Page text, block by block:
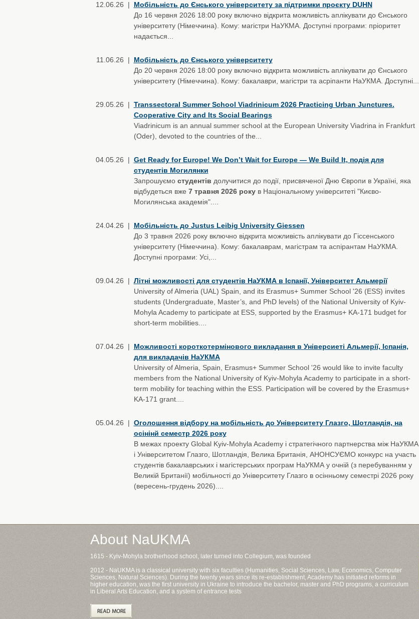
12.06.26 | Мобільність до Єнського університету за підтримки проєкту DUHN
До 16 червня 2026 18:00 року включно відкрита можливість аплікувати до Єнського
університету (Німеччина). Кому: магістри НаУКМА. Доступні програми: пріоритет
надається...
11.06.26 | Мобільність до Єнського університету
До 20 червня 2026 18:00 року включно відкрита можливість аплікувати до Єнського
університету (Німеччина). Кому: бакалаври, магістри та асріпанти НаУКМА. Доступні...
29.05.26 | Transsectoral Summer School Viadrinicum 2026 Practicing Urban Junctures.
Cooperative City and Its Social Bearings
Viadrinicum is an annual summer school at the European University Viadrina in Frankfurt
(Oder), devoted to the countries of the...
04.05.26 | Get Ready for Europe! We Don’t Wait for Europe — We Build It, подія для
студентів Могилянки
Запрошуємо студентів долучитися до події, присвяченої Дню Європи в Україні, яка
відбудеться вже 7 травня 2026 рокув Національному університеті "Києво-
Могилянська академія"....
24.04.26 | Мобільність до Justus Leibig University Giessen
До 3 травня 2026 року включно відкрита можливість аплікувати до Гіссенського
університету (Німеччина). Кому: бакалаврам, магістрам та аспірантам НаУКМА.
Доступні програми: Усі,...
09.04.26 | Літні можливості для студентів НаУКМА в Іспанії, Університет Альмерії
University of Almeria (UAL) Spain, and its Erasmus+ Summer School '26 (ESS) invites
students (Undergraduate, Master’s, and PhD levels) of the National University of Kyiv-
Mohyla Academy to participate at ESS, supported by the Erasmus+ KA-171 budget for
short-term mobilities....
07.04.26 | Можливості короткотермінового викладання в Універсиеті Альмерії, Іспанія,
для викладачів НаУКМА
University of Almeria, Spain, Erasmus+ Summer School '26 would like to invite faculty
members from the National University of Kyiv-Mohyla Academy to participate in a short-
term mobility for teaching within the ESS. Participation will be covered by the Erasmus+
KA-171 grant....
05.04.26 | Оголошення відбору на мобільність до Університету Глазго, Шотландія, на
осінінй семестр 2026 року
В межах проекту Global Kyiv-Mohyla Academy і стратегічного партнерства між НаУКМА
і Університетом Глазго, Шотландія, Велика Британія, АНОНСУЄМО конкурс на участь
студентів бакалаврських і магістерських програм НаУКМА у очній (з перебуванням у
Великій Британії) мобільності до Університету Глазго в осінньому семестрі 2026 року
(вересень-грудень 2026)....
About NaUKMA
1615 - Kyiv-Mohyla brotherhood school, later turned into Collegium, was founded
2012 - NaUKMA is a classical university with six faculties (Humanities, Social Sciences, Law, Economics, Computer
Sciences, Natural Sciences). During the twenty years since its re-establishment, Academy has initiated reforms in
higher education, was the first university in Ukraine to introduce the bachelor, master and PhD programs, a curriculum
in Liberal Arts Education, and a system of entrance tests